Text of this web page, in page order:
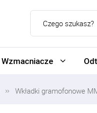
Wzmacniacze
Wkładki gramofonowe